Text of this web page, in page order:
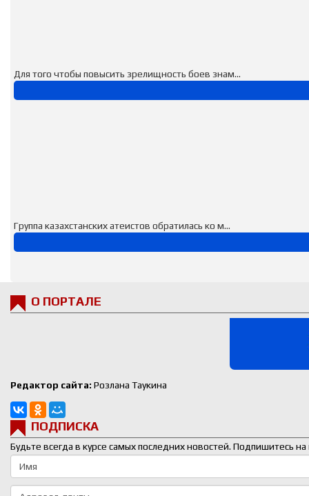
Для того чтобы повысить зрелищность боев знам...
Группа казахстанских атеистов обратилась ко м...
О ПОРТАЛЕ
Редактор сайта: Розлана Таукина
ПОДПИСКА
Будьте всегда в курсе самых последних новостей. Подпишитесь на